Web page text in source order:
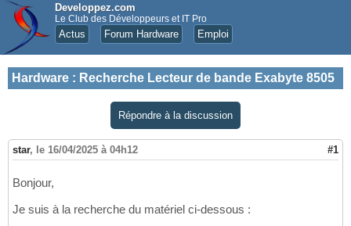
Developpez.com
Le Club des Développeurs et IT Pro
Actus Forum Hardware Emploi
Hardware : Recherche Lecteur de bande Exabyte 8505
Répondre à la discussion
star, le 16/04/2025 à 04h12 #1
Bonjour,
Je suis à la recherche du matériel ci-dessous :